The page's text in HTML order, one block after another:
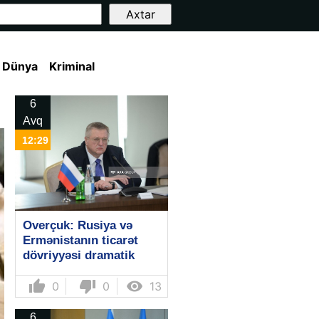
Dünya Kriminal
6
Avq
12:29
Overçuk: Rusiya və
Ermənistanın ticarət
dövriyyəsi dramatik
thumb_up 0 thumb_down 0  13